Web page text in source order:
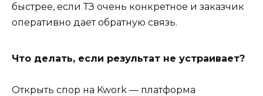
быстрее, если ТЗ очень конкретное и заказчик
оперативно дает обратную связь.
Что делать, если результат не устраивает?
Открыть спор на Kwork — платформа